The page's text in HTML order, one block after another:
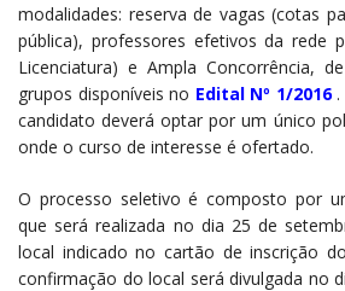
modalidades: reserva de vagas (cotas
pública), professores efetivos da rede
Licenciatura) e Ampla Concorrência,
grupos disponíveis no Edital Nº 1/2016
candidato deverá optar por um único
onde o curso de interesse é ofertado.
O processo seletivo é composto por
que será realizada no dia 25 de
local indicado no cartão de inscrição
confirmação do local será divulgada no